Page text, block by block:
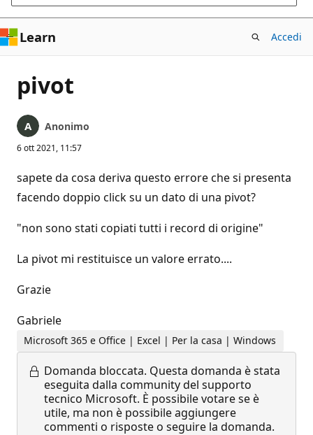
Learn Accedi
pivot
Anonimo
6 ott 2021, 11:57
sapete da cosa deriva questo errore che si presenta
facendo doppio click su un dato di una pivot?
"non sono stati copiati tutti i record di origine"
La pivot mi restituisce un valore errato....
Grazie
Gabriele
Microsoft 365 e Office | Excel | Per la casa | Windows
Domanda bloccata. Questa domanda è stata
eseguita dalla community del supporto
tecnico Microsoft. È possibile votare se è
utile, ma non è possibile aggiungere
commenti o risposte o seguire la domanda.